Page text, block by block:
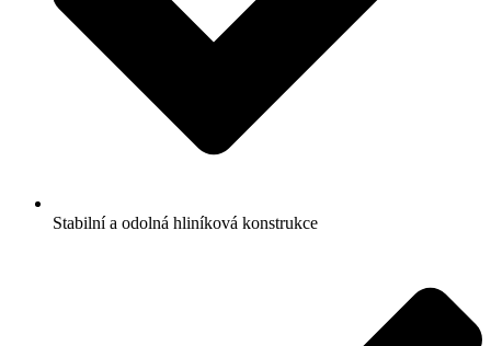
Stabilní a odolná hliníková konstrukce